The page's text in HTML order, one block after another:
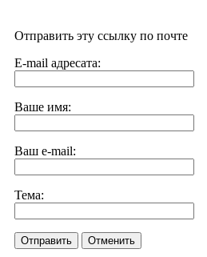
Отправить эту ссылку по почте
E-mail адресата:
Ваше имя:
Ваш e-mail:
Тема:
Отправить Отменить